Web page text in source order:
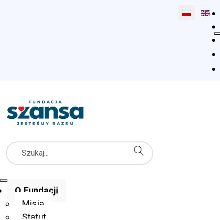
Wybierz
Szukaj
Menu Główne
O Fundacji
Misja
Statut